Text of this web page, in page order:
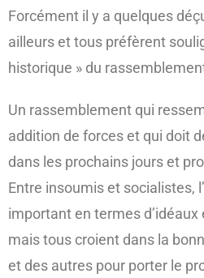
Forcément il y a quelques
ailleurs et tous préfèrent
historique » du
Un rassemblement qui
addition de forces et qui doit
dans les prochains jours et
Entre insoumis et socialistes,
important en termes
mais tous croient dans la
et des autres pour porter le